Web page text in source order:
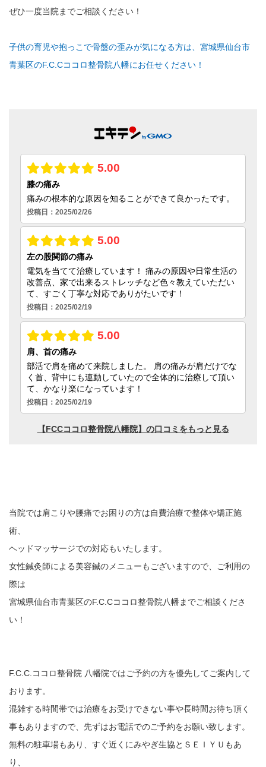
ぜひ一度当院までご相談ください！
子供の育児や抱っこで骨盤の歪みが気になる方は、宮城県仙台市
青葉区のF.C.Cココロ整骨院八幡にお任せください！
当院では肩こりや腰痛でお困りの方は自費治療で整体や矯正施
術、
ヘッドマッサージでの対応もいたします。
女性鍼灸師による美容鍼のメニューもございますので、ご利用の
際は
宮城県仙台市青葉区のF.C.Cココロ整骨院八幡までご相談くださ
い！
F.C.C.ココロ整骨院 八幡院ではご予約の方を優先してご案内して
おります。
混雑する時間帯では治療をお受けできない事や長時間お待ち頂く
事もありますので、先ずはお電話でのご予約をお願い致します。
無料の駐車場もあり、すぐ近くにみやぎ生協とＳＥＩＹＵもあ
り、